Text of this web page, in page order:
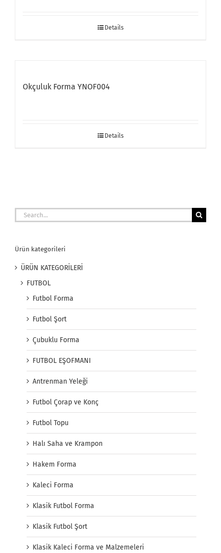
Details
Okçuluk Forma YNOF004
Details
Search
for:
Ürün kategorileri
ÜRÜN KATEGORİLERİ
FUTBOL
Futbol Forma
Futbol Şort
Çubuklu Forma
FUTBOL EŞOFMANI
Antrenman Yeleği
Futbol Çorap ve Konç
Futbol Topu
Halı Saha ve Krampon
Hakem Forma
Kaleci Forma
Klasik Futbol Forma
Klasik Futbol Şort
Klasik Kaleci Forma ve Malzemeleri